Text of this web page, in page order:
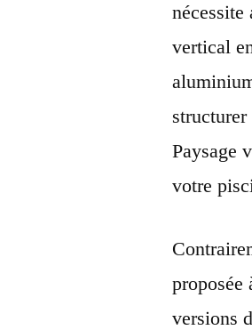
nécessite
vertical
Paysage
votre
proposée
versions